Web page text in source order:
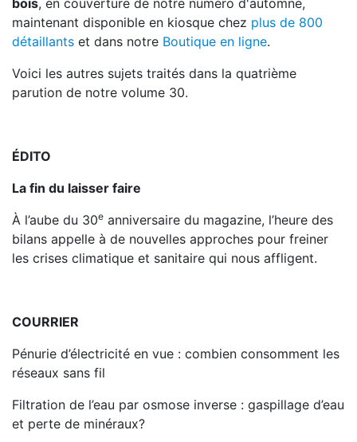
bois, en couverture de notre numéro d'automne,
maintenant disponible en kiosque chez plus de 800
détaillants et dans notre Boutique en ligne.
Voici les autres sujets traités dans la quatrième
parution de notre volume 30.
ÉDITO
La fin du laisser faire
À l’aube du 30e anniversaire du magazine, l’heure des
bilans appelle à de nouvelles approches pour freiner
les crises climatique et sanitaire qui nous affligent.
COURRIER
Pénurie d’électricité en vue : combien consomment les
réseaux sans fil
Filtration de l’eau par osmose inverse : gaspillage d’eau
et perte de minéraux?